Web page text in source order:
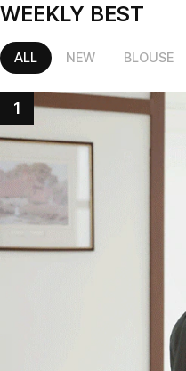
WEEKLY BEST
ALL NEW BLOUSE